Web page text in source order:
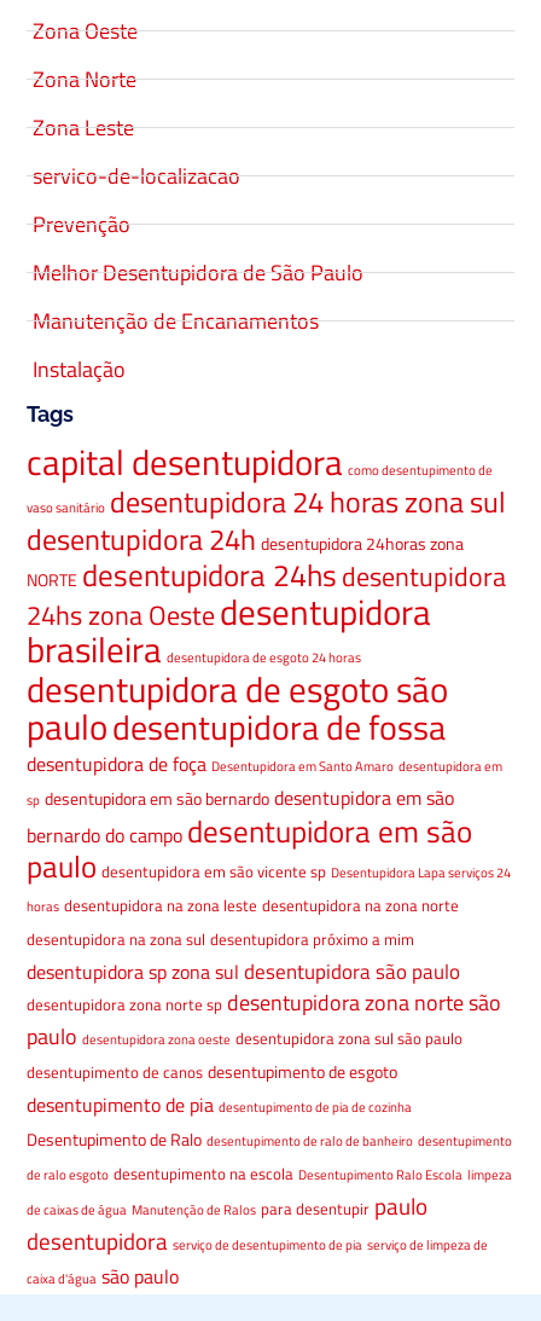
Zona Oeste
Zona Norte
Zona Leste
servico-de-localizacao
Prevenção
Melhor Desentupidora de São Paulo
Manutenção de Encanamentos
Instalação
Tags
capital desentupidora como desentupimento de
vaso sanitário desentupidora 24 horas zona sul
desentupidora 24h desentupidora 24horas zona
NORTE desentupidora 24hsdesentupidora
24hs zona Oestedesentupidora
brasileira desentupidora de esgoto 24 horas
desentupidora de esgoto são
paulodesentupidora de fossa
desentupidora de foça Desentupidora em Santo Amaro desentupidora em
sp desentupidora em são bernardo desentupidora em são
bernardo do campo desentupidora em são
paulo desentupidora em são vicente sp Desentupidora Lapa serviços 24
horas desentupidora na zona leste desentupidora na zona norte
desentupidora na zona sul desentupidora próximo a mim
desentupidora sp zona sul desentupidora são paulo
desentupidora zona norte sp desentupidora zona norte são
paulo desentupidora zona oeste desentupidora zona sul são paulo
desentupimento de canos desentupimento de esgoto
desentupimento de pia desentupimento de pia de cozinha
Desentupimento de Ralo desentupimento de ralo de banheiro desentupimento
de ralo esgoto desentupimento na escola Desentupimento Ralo Escola limpeza
de caixas de água Manutenção de Ralos para desentupir paulo
desentupidora serviço de desentupimento de pia serviço de limpeza de
caixa d'água são paulo